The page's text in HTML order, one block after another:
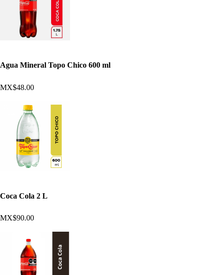
Agua Mineral Topo Chico 600 ml
MX$48.00
Coca Cola 2 L
MX$90.00